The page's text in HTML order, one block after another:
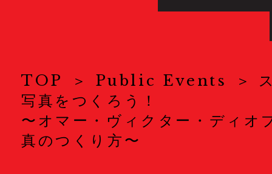
TOP Public Events
写真をつくろう！
〜オマー・ヴィクター・ディオ
真のつくり方〜
News ニュース
About Us
COVID-19